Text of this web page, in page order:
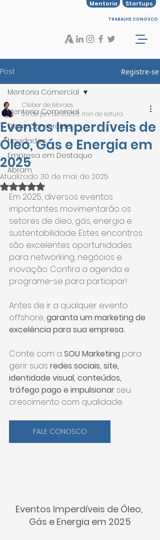
Mentoria Startups
TRABALHE CONOSCO
Post Registre-se
Mentoria Comercial
Dicas Comerciais
Novidades
Empresa em Destaque
Abram
Mentoria Comercial
Eventos Imperdíveis de
Óleo, Gás e Energia em
2025
Cleber de Moraes
20 de jan. de 20252 min de leitura
Atualizado: 30 de mai. de 2025
Avaliado com NaN de 5 estrelas.
Em 2025, diversos eventos
importantes movimentarão os
setores de óleo, gás, energia e
sustentabilidade. Estes encontros
são excelentes oportunidades
para networking, negócios e
inovação. Confira a agenda e
programe-se para participar!
Antes de ir a qualquer evento
offshore, garanta um marketing de
excelência para sua empresa.
Conte com a SOU Marketing para
gerir suas redes sociais, site,
identidade visual, conteúdos,
tráfego pago e impulsionar seu
crescimento com qualidade.
FALE CONOSCO
Eventos Imperdíveis de Óleo,
Gás e Energia em 2025